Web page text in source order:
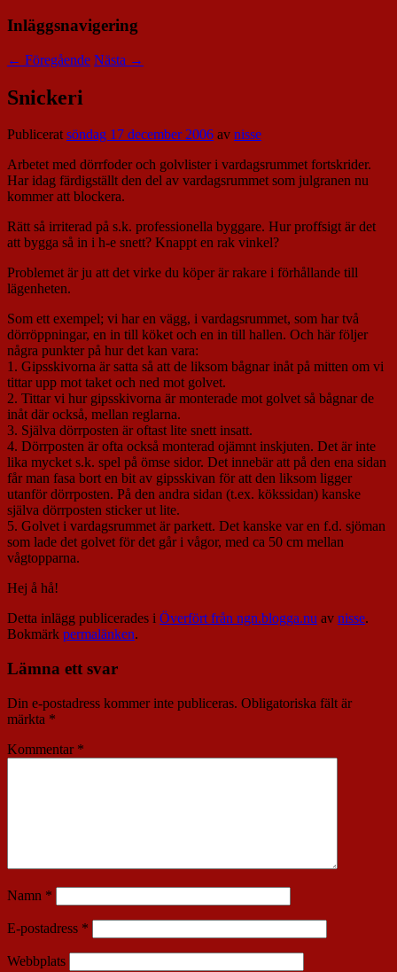
Inläggsnavigering
← Föregående Nästa →
Snickeri
Publiceratsöndag 17 december 2006 av nisse
Arbetet med dörrfoder och golvlister i vardagsrummet fortskrider.
Har idag färdigställt den del av vardagsrummet som julgranen nu
kommer att blockera.
Rätt så irriterad på s.k. professionella byggare. Hur proffsigt är det
att bygga så in i h-e snett? Knappt en rak vinkel?
Problemet är ju att det virke du köper är rakare i förhållande till
lägenheten.
Som ett exempel; vi har en vägg, i vardagsrummet, som har två
dörröppningar, en in till köket och en in till hallen. Och här följer
några punkter på hur det kan vara:
1. Gipsskivorna är satta så att de liksom bågnar inåt på mitten om vi
tittar upp mot taket och ned mot golvet.
2. Tittar vi hur gipsskivorna är monterade mot golvet så bågnar de
inåt där också, mellan reglarna.
3. Själva dörrposten är oftast lite snett insatt.
4. Dörrposten är ofta också monterad ojämnt inskjuten. Det är inte
lika mycket s.k. spel på ömse sidor. Det innebär att på den ena sidan
får man fasa bort en bit av gipsskivan för att den liksom ligger
utanför dörrposten. På den andra sidan (t.ex. kökssidan) kanske
själva dörrposten sticker ut lite.
5. Golvet i vardagsrummet är parkett. Det kanske var en f.d. sjöman
som lade det golvet för det går i vågor, med ca 50 cm mellan
vågtopparna.
Hej å hå!
Detta inlägg publicerades i Överfört från ngn.blogga.nu av nisse.
Bokmärk permalänken.
Lämna ett svar
Din e-postadress kommer inte publiceras. Obligatoriska fält är
märkta *
Kommentar *
Namn *
E-postadress *
Webbplats